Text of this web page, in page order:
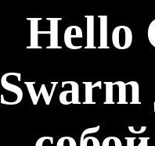
Hello
Swarm